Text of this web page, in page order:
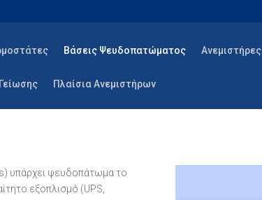
Βάσεις Ψευδοπατώματος Ανεμιστήρες
Πλαίσια Ανεμιστήρων
υπάρχει ψευδοπάτωμα το
εξοπλισμό (UPS,